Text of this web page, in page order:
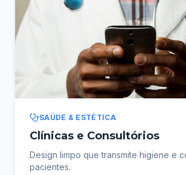
SAÚDE & ESTÉTICA
Clínicas e Consultórios
Design limpo que transmite higiene e
pacientes.